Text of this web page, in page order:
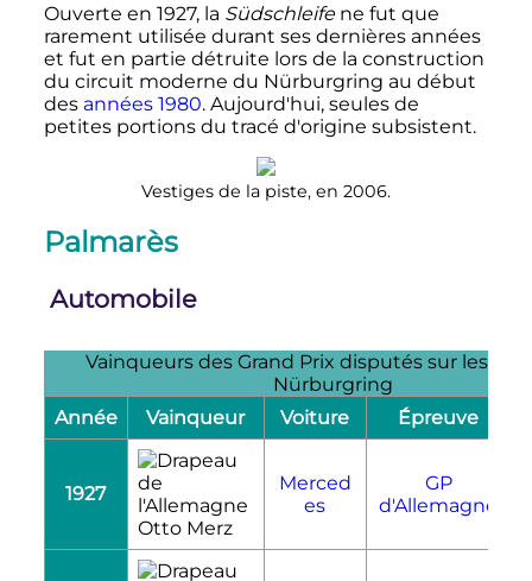
Ouverte en 1927, la Südschleifene fut que
rarement utilisée durant ses dernières années
et fut en partie détruite lors de la construction
du circuit moderne du Nürburgring au début
des années 1980. Aujourd'hui, seules de
petites portions du tracé d'origine subsistent.
Vestiges de la piste, en 2006.
Palmarès
Automobile
Vainqueurs des Grand Prix disputés sur les
Nürburgring
Année
Vainqueur Voiture Épreuve
1927
Otto Merz
Merced
es
GP
d'Allemagne